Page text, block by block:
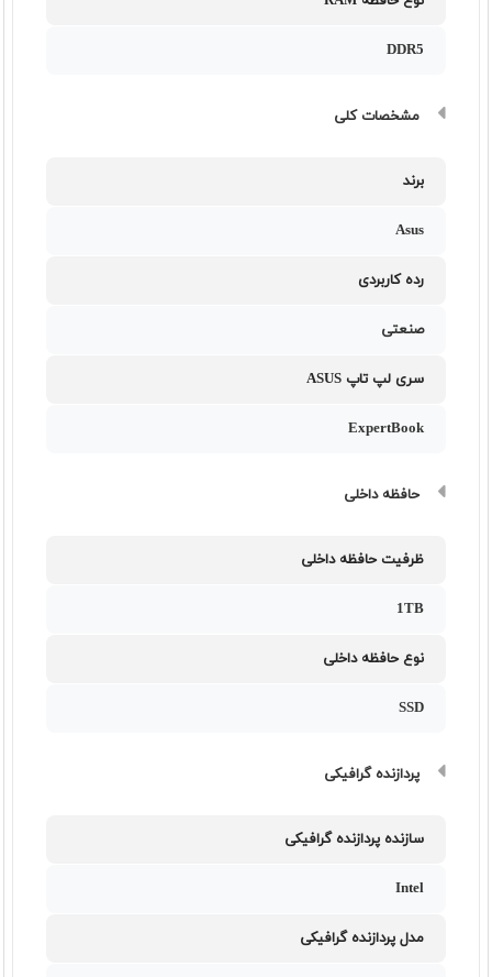
DDR5
مشخصات کلی
برند
Asus
رده کاربردی
صنعتی
سری لپ تاپ ASUS
ExpertBook
حافظه داخلی
ظرفیت حافظه داخلی
1TB
نوع حافظه داخلی
SSD
پردازنده گرافیکی
سازنده پردازنده گرافیکی
Intel
مدل پردازنده گرافیکی